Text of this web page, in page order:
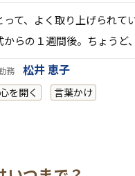
て、よく取り上げられ
らの１週間後。ちょうど
務 松井 恵子
心を開く 言葉かけ